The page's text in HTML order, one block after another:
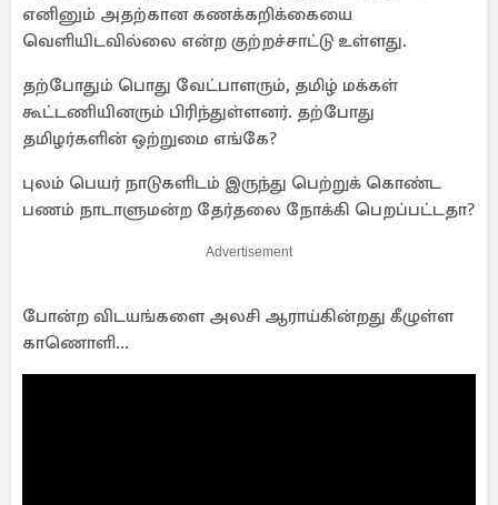
எனினும் அதற்கான கணக்கறிக்கையை
வெளியிடவில்லை என்ற குற்றச்சாட்டு உள்ளது.
தற்போதும் பொது வேட்பாளரும், தமிழ் மக்கள்
கூட்டணியினரும் பிரிந்துள்ளனர். தற்போது
தமிழர்களின் ஒற்றுமை எங்கே?
புலம் பெயர் நாடுகளிடம் இருந்து பெற்றுக் கொண்ட
பணம் நாடாளுமன்ற தேர்தலை நோக்கி பெறப்பட்டதா?
Advertisement
போன்ற விடயங்களை அலசி ஆராய்கின்றது கீழுள்ள
காணொளி...